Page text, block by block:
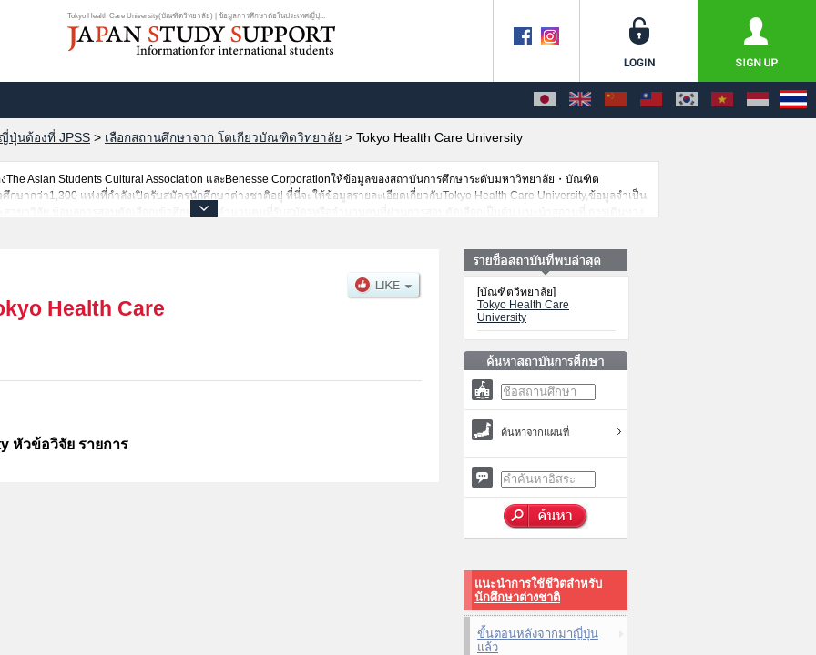
Tokyo Health Care University(บัณฑิตวิทยาลัย) | ข้อมูลการศึกษาต่อในประเทศญี่ปุ...
ปุ่นต้องที่ JPSS > เลือกสถานศึกษาจาก โตเกียวบัณฑิตวิทยาลัย > Tokyo Health Care University
The Asian Students Cultural Association และBenesse Corporationให้ข้อมูลของสถาบันการศึกษาระดับมหาวิทยาลัย・บัณฑิต
ษากว่า1,300 แห่งที่กำลังเปิดรับสมัครนักศึกษาต่างชาติอยู่ ที่นี่จะให้ข้อมูลรายละเอียดเกี่ยวกับTokyo Health Care University,ข้อมูลจำเป็น
าขาวิจัย,ข้อมูลการสอบคัดเลือกเข้าศึกษาเช่นจำนวนคนที่รับสมัครหรือจำนวนคนที่ผ่านการสอบคัดเลือกเป็นต้น,แนะนำสถานที่,การเดินทาง
Health Care
หัวข้อวิจัย รายการ
[บัณฑิตวิทยาลัย]
Tokyo Health Care
University
ค้นหาจากแผนที่
แนะนำการใช้ชีวิตสำหรับ
นักศึกษาต่างชาติ
ขั้นตอนหลังจากมาญี่ปุ่น
แล้ว